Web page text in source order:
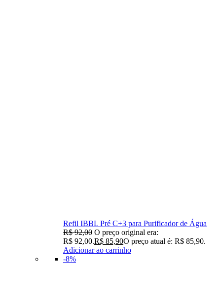
Refil IBBL Pré C+3 para Purificador de Água
R$92,00 O preço original era:
R$ 92,00.R$ 85,90O preço atual é: R$ 85,90.
Adicionar ao carrinho
-8%